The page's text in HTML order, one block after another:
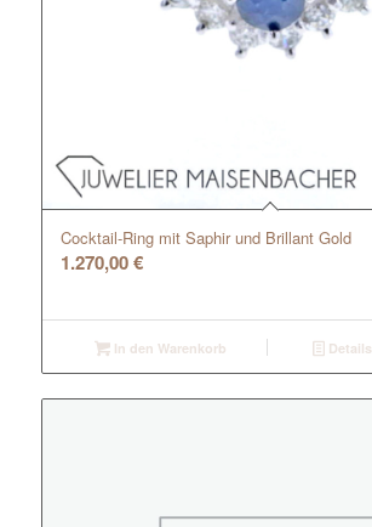
Cocktail-Ring mit Saphir und Brillant Gold
1.270,00€
In den Warenkorb